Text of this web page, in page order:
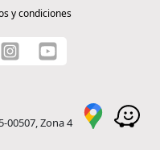
y condiciones
00507, Zona 4